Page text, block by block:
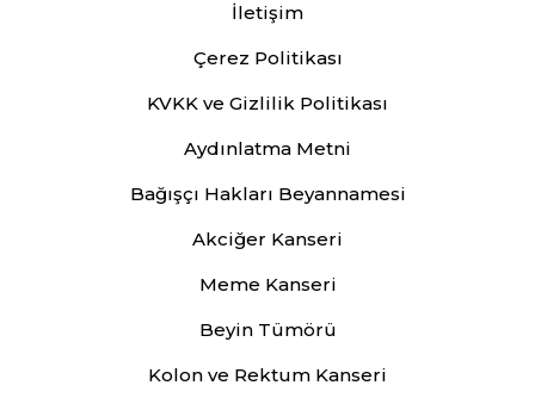
İletişim
Çerez Politikası
KVKK ve Gizlilik Politikası
Aydınlatma Metni
Bağışçı Hakları Beyannamesi
Akciğer Kanseri
Meme Kanseri
Beyin Tümörü
Kolon ve Rektum Kanseri